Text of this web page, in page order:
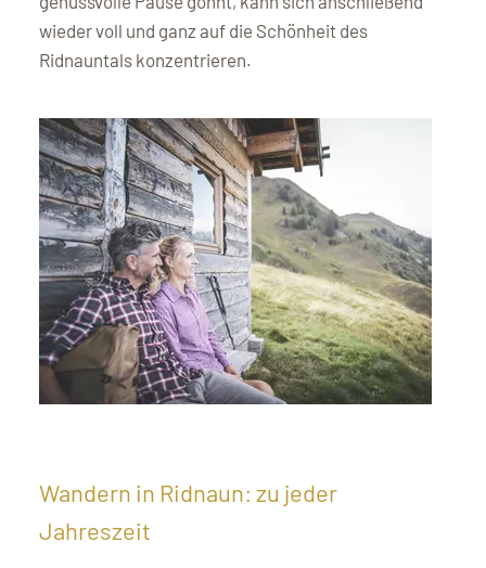
wieder voll und ganz auf die Schönheit des
Ridnauntals konzentrieren.
Wandern in Ridnaun: zu jeder
Jahreszeit